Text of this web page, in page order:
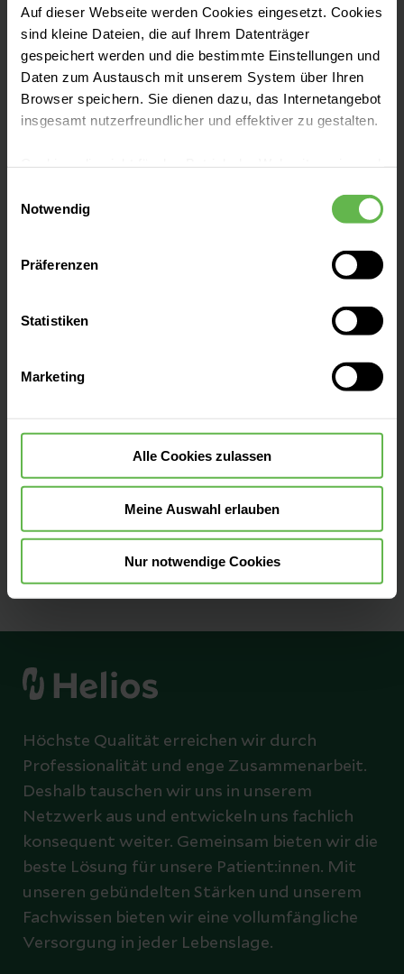
Auf dieser Webseite werden Cookies eingesetzt. Cookies
sind kleine Dateien, die auf Ihrem Datenträger
gespeichert werden und die bestimmte Einstellungen und
Daten zum Austausch mit unserem System über Ihren
Browser speichern. Sie dienen dazu, das Internetangebot
insgesamt nutzerfreundlicher und effektiver zu gestalten.
eingesetzt werden.
Es steht Ihnen frei, unsere Seite mit nur den notwendigen
Cookies zu benutzen, eine individuelle Auswahl
oder durch Auswahl von „Alle Cookies akzeptieren“ in die
widerrufen.
Notwendig
Präferenzen
Statistiken
Marketing
Alle Cookies zulassen
Meine Auswahl erlauben
Nur notwendige Cookies
Folgen Sie uns
Lageplan
Kontaktinformationen und einen
Übersichtsplan der Stationen.
Zur Übersicht
Höchste Qualität erreichen wir durch
Professionalität und enge Zusammenarbeit.
Deshalb tauschen wir uns in unserem
Netzwerk aus und entwickeln uns fachlich
konsequent weiter. Gemeinsam bieten wir die
beste Lösung für unsere Patient:innen. Mit
unseren gebündelten Stärken und unserem
Fachwissen bieten wir eine vollumfängliche
Versorgung in jeder Lebenslage.